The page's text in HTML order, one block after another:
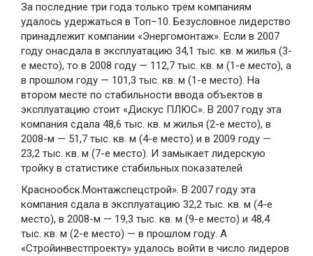
За последние три года только трем компаниям
удалось удержаться в Топ–10. Безусловное лидерство
принадлежит компании «Энергомонтаж». Если в 2007
году онасдала в эксплуатацию 34,1 тыс. кв. м жилья (3-
е место), то в 2008 году — 112,7 тыс. кв. м (1-е место), а
в прошлом году — 101,3 тыс. кв. м (1-е место). На
втором месте по стабильности ввода объектов в
эксплуатацию стоит «Дискус ПЛЮС». В 2007 году эта
компания сдала 48,6 тыс. кв. м жилья (2-е место), в
2008-м — 51,7 тыс. кв. м (4-е место) и в 2009 году —
23,2 тыс. кв. м (7-е место). И замыкает лидерскую
тройку в статистике стабильных показателей
Краснообск.Монтажспецстрой». В 2007 году эта
компания сдала в эксплуатацию 32,2 тыс. кв. м (4-е
место), в 2008-м — 19,3 тыс. кв. м (9-е место) и 48,4
тыс. кв. м (2-е место) — в прошлом году. А
«Стройинвестпроекту» удалось войти в число лидеров